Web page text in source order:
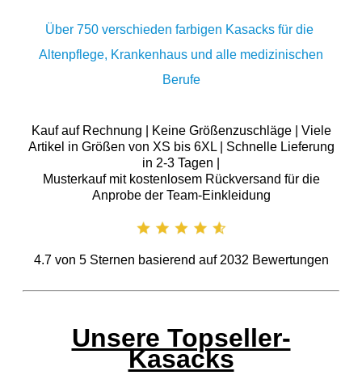
Über 750 verschieden farbigen Kasacks für die
Altenpflege, Krankenhaus und alle medizinischen
Berufe
Kauf auf Rechnung | Keine Größenzuschläge | Viele
Artikel in Größen von XS bis 6XL | Schnelle Lieferung
in 2-3 Tagen |
Musterkauf mit kostenlosem Rückversand für die
Anprobe der Team-Einkleidung
4.7von 5Sternen basierend auf 2032 Bewertungen
Unsere Topseller-
Kasacks